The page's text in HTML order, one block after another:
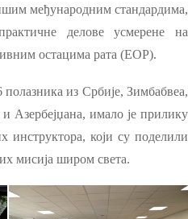
међународним стандардима,
делове усмерене на
остацима рата (ЕОР).
из Србије, Зимбабвеа,
Азербејџана, имало је прилику
инструктора, који су поделили
мисија широм света.